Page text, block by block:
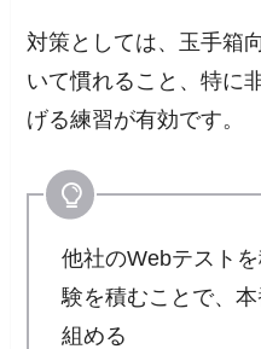
対策としては、玉手箱
いて慣れること、特に
げる練習が有効です。
他社のWebテスト
験を積むことで、
組める